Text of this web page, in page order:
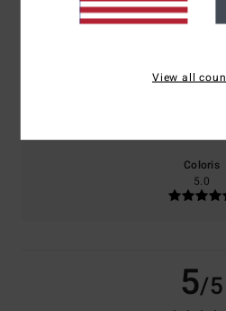
Confort
5.0
Coloris
5.0
5/5
View all